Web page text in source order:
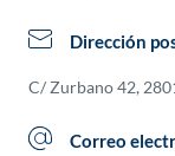
Dirección
C/ Zurbano 42,
Correo